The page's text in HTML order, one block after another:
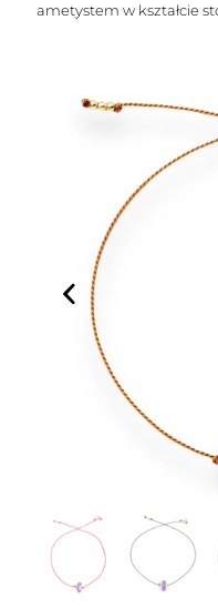
ametystem w kształcie